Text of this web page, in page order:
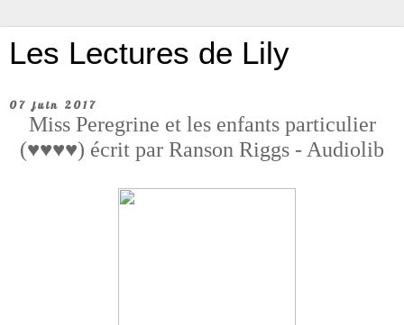
Les Lectures de Lily
07 juin 2017
Miss Peregrine et les enfants particulier
(♥♥♥♥) écrit par Ranson Riggs - Audiolib